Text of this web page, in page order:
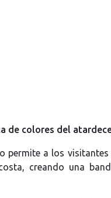
de colores del
permite a los
creando una